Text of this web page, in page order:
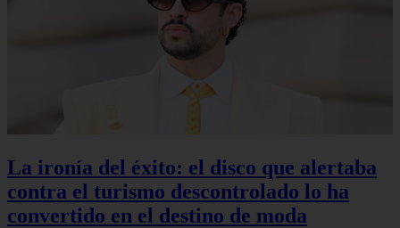
La ironía del éxito: el disco que alertaba
contra el turismo descontrolado lo ha
convertido en el destino de moda